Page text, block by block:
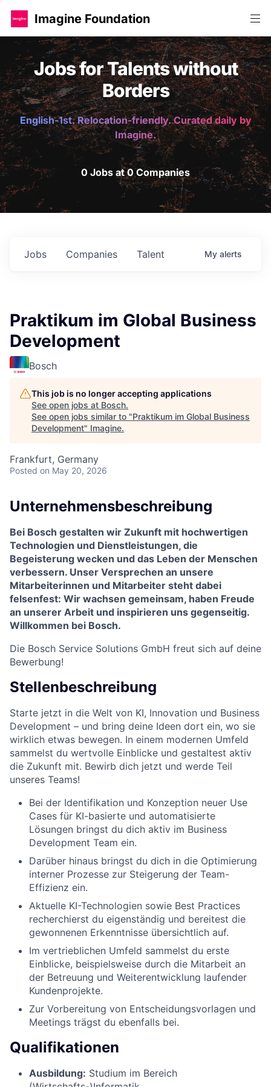
Imagine Foundation
Jobs for Talents without
Borders
English-1st. Relocation-friendly. Curated daily by
Imagine.
0 Jobs at 0 Companies
Jobs Companies Talent My alerts
Praktikum im Global Business
Development
Bosch
This job is no longer accepting applications
See open jobs at Bosch.
See open jobs similar to "Praktikum im Global Business
Development" Imagine.
Frankfurt, Germany
Posted on May 20, 2026
Unternehmensbeschreibung
Bei Bosch gestalten wir Zukunft mit hochwertigen
Technologien und Dienstleistungen, die
Begeisterung wecken und das Leben der Menschen
verbessern. Unser Versprechen an unsere
Mitarbeiterinnen und Mitarbeiter steht dabei
felsenfest: Wir wachsen gemeinsam, haben Freude
an unserer Arbeit und inspirieren uns gegenseitig.
Willkommen bei Bosch.
Die Bosch Service Solutions GmbH freut sich auf deine
Bewerbung!
Stellenbeschreibung
Starte jetzt in die Welt von KI, Innovation und Business
Development – und bring deine Ideen dort ein, wo sie
wirklich etwas bewegen. In einem modernen Umfeld
sammelst du wertvolle Einblicke und gestaltest aktiv
die Zukunft mit. Bewirb dich jetzt und werde Teil
unseres Teams!
Bei der Identifikation und Konzeption neuer Use
Cases für KI-basierte und automatisierte
Lösungen bringst du dich aktiv im Business
Development Team ein.
Darüber hinaus bringst du dich in die Optimierung
interner Prozesse zur Steigerung der Team-
Effizienz ein.
Aktuelle KI-Technologien sowie Best Practices
recherchierst du eigenständig und bereitest die
gewonnenen Erkenntnisse übersichtlich auf.
Im vertrieblichen Umfeld sammelst du erste
Einblicke, beispielsweise durch die Mitarbeit an
der Betreuung und Weiterentwicklung laufender
Kundenprojekte.
Zur Vorbereitung von Entscheidungsvorlagen und
Meetings trägst du ebenfalls bei.
Qualifikationen
Ausbildung: Studium im Bereich